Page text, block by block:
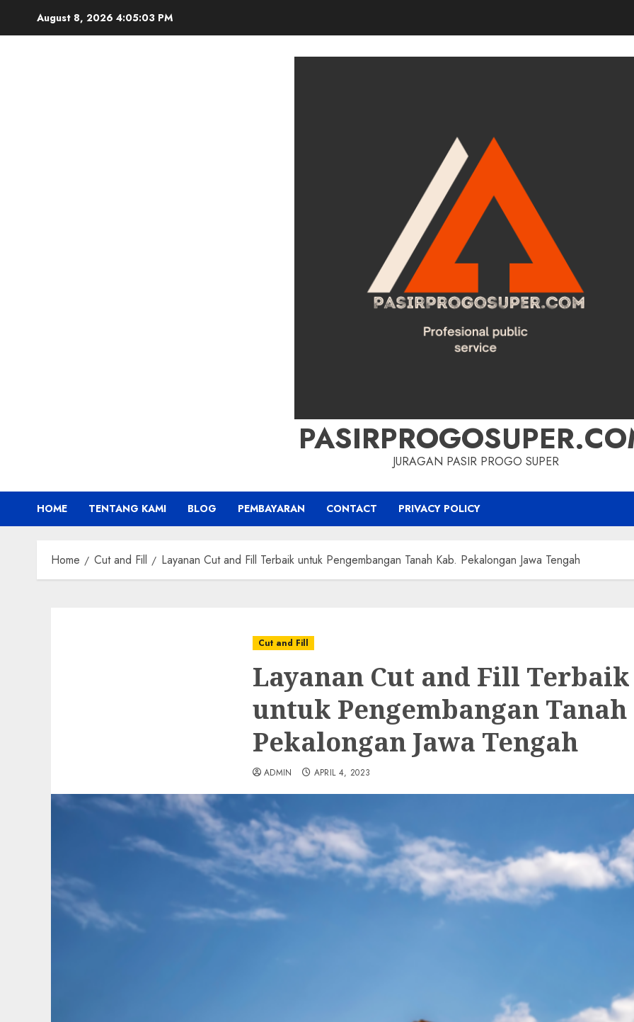
August 8, 2026 4:05:05 PM
JURAGAN PASIR PROGO SUPER
HOME TENTANG KAMI BLOG PEMBAYARAN CONTACT PRIVACY POLICY
Home Cut and Fill Layanan Cut and Fill Terbaik untuk Pengembangan Tanah Kab. Pekalongan Jawa Tengah
Cut and Fill
Layanan Cut and Fill Terbaik
untuk Pengembangan Tanah
Pekalongan Jawa Tengah
ADMIN APRIL 4, 2023